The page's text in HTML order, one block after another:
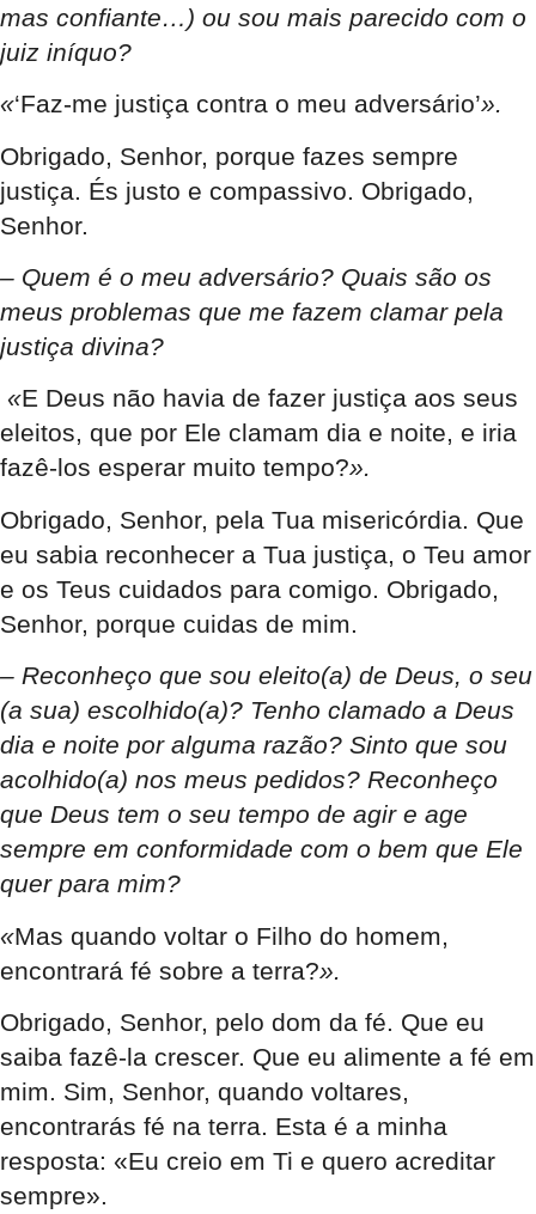
mas confiante…) ou sou mais parecido com o
juiz iníquo?
«‘Faz-me justiça contra o meu adversário’».
Obrigado, Senhor, porque fazes sempre
justiça. És justo e compassivo. Obrigado,
Senhor.
– Quem é o meu adversário? Quais são os
meus problemas que me fazem clamar pela
justiça divina?
«E Deus não havia de fazer justiça aos seus
eleitos, que por Ele clamam dia e noite, e iria
fazê-los esperar muito tempo?».
Obrigado, Senhor, pela Tua misericórdia. Que
eu sabia reconhecer a Tua justiça, o Teu amor
e os Teus cuidados para comigo. Obrigado,
Senhor, porque cuidas de mim.
– Reconheço que sou eleito(a) de Deus, o seu
(a sua) escolhido(a)? Tenho clamado a Deus
dia e noite por alguma razão? Sinto que sou
acolhido(a) nos meus pedidos? Reconheço
que Deus tem o seu tempo de agir e age
sempre em conformidade com o bem que Ele
quer para mim?
«Mas quando voltar o Filho do homem,
encontrará fé sobre a terra?».
Obrigado, Senhor, pelo dom da fé. Que eu
saiba fazê-la crescer. Que eu alimente a fé em
mim. Sim, Senhor, quando voltares,
encontrarás fé na terra. Esta é a minha
resposta: «Eu creio em Ti e quero acreditar
sempre».